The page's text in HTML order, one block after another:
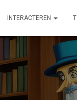
INTERACTEREN